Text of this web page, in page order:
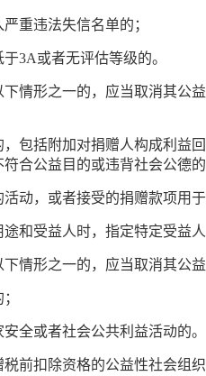
重违法失信名单的；
3A或者无评估等级的。
情形之一的，应当取消其公
，包括附加对捐赠人构成利
合公益目的或违背社会公德
活动，或者接受的捐赠款项用
途和受益人时，指定特定受
情形之一的，应当取消其公
全或者社会公共利益活动的。
前扣除资格的公益性社会组